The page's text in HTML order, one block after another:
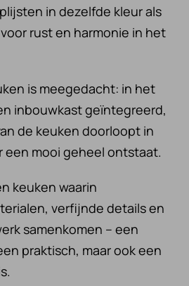
in dezelfde kleur als
rust en harmonie in het
is meegedacht: in het
inbouwkast geïntegreerd,
de keuken doorloopt in
een mooi geheel ontstaat.
keuken waarin
verfijnde details en
samenkomen – een
praktisch, maar ook een